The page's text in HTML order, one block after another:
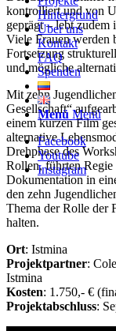
Hintergrund
Über uns
Kontakt
FAQ
Spenden
Menü Menü
Facebook
Youtube
Instagram
kontrolliert und von
geprägt – lebt zudem
Viele Frauen werden
Fortsetzung
und mögliche
Mit zehn
Gesellschaft“
einem kurzen Film
alternative
Drehphase des
Rollen, führten
Dokumentation in
den zehn
Thema der Rolle der
halten.
Ort: Istmina
Projektpartner:
Istmina
Kosten: 1.750,- €
Projektabschluss: